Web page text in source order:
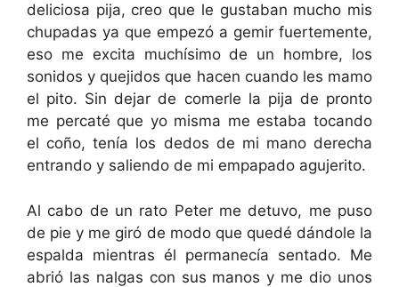
deliciosa pija, creo que le gustaban mucho mis
chupadas ya que empezó a gemir fuertemente,
eso me excita muchísimo de un hombre, los
sonidos y quejidos que hacen cuando les mamo
el pito. Sin dejar de comerle la pija de pronto
me percaté que yo misma me estaba tocando
el coño, tenía los dedos de mi mano derecha
entrando y saliendo de mi empapado agujerito.
Al cabo de un rato Peter me detuvo, me puso
de pie y me giró de modo que quedé dándole la
espalda mientras él permanecía sentado. Me
abrió las nalgas con sus manos y me dio unos